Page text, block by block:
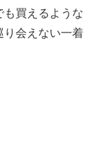
も買えるような
り会えない一着